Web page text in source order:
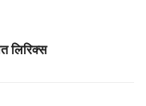
लिरिक्स